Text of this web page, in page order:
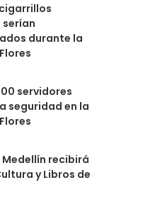
serían
durante la
servidores
seguridad en la
Medellín recibirá
y Libros de